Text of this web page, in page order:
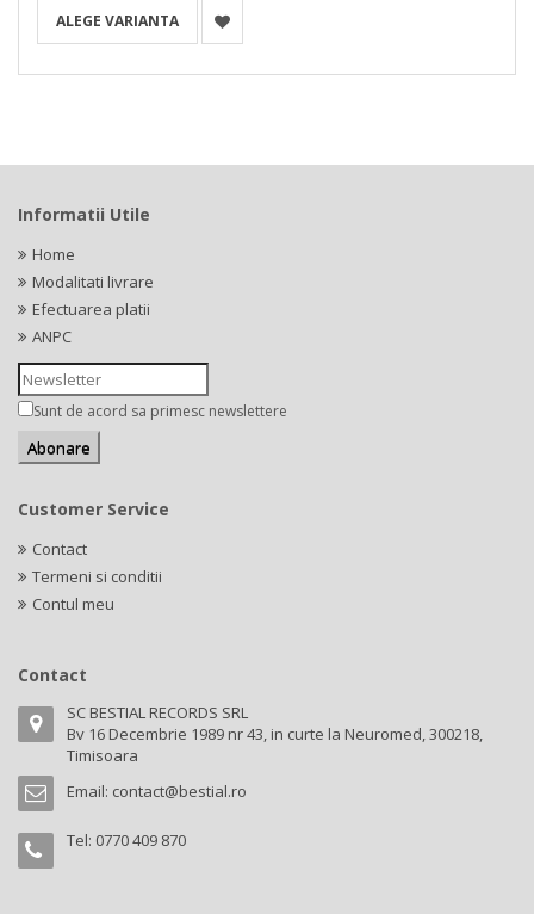
ALEGE VARIANTA
Informatii Utile
Home
Modalitati livrare
Efectuarea platii
ANPC
Sunt de acord sa primesc newslettere
Customer Service
Contact
Termeni si conditii
Contul meu
Contact
SC BESTIAL RECORDS SRL
Bv 16 Decembrie 1989 nr 43, in curte la Neuromed, 300218,
Timisoara
Email: contact@bestial.ro
Tel: 0770 409 870